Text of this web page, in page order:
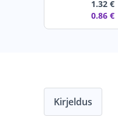
1.32 €
0.86 €
Kirjeldus